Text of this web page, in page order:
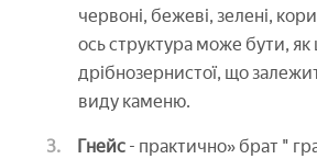
червоні, бежеві, зелені,
ось структура може бути, як
дрібнозернистої, що
виду каменю.
Гнейс - практично» брат "